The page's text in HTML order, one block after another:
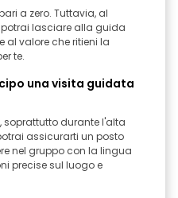
a zero. Tuttavia, al
lasciare alla guida
valore che ritieni la
te.
una visita guidata
soprattutto durante l'alta
assicurarti un posto
nel gruppo con la lingua
precise sul luogo e